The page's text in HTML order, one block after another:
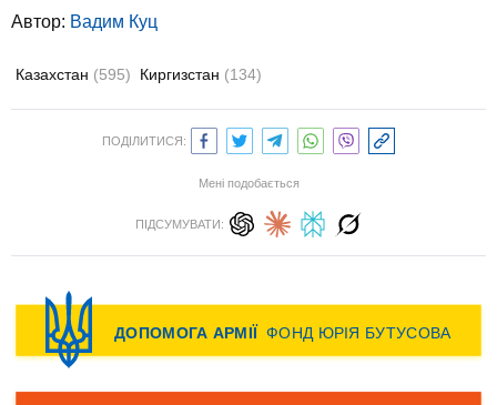
Автор: Вадим Куц
Казахстан (595) Киргизстан (134)
ПОДІЛИТИСЯ:
Мені подобається
ПІДСУМУВАТИ: